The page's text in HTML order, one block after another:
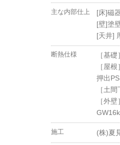
主な内部仕上
[床]磁
[壁]塗
[天井]
断熱仕様
［基
［屋
押出
［土
［外
施工 (株)夏